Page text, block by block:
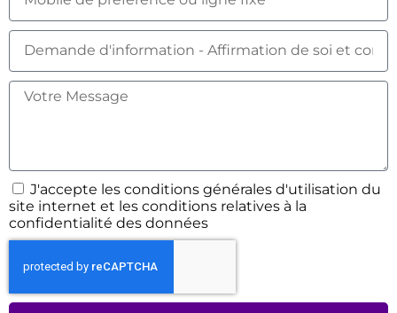
J'accepte les conditions générales d'utilisation du
site internet et les conditions relatives à la
confidentialité des données